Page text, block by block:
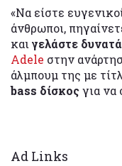
«Να είστε
άνθρωποι,
καιγελάστε δυνατά
Adele στην
άλμπουμ της με
bass δίσκοςγια να
Ad Links